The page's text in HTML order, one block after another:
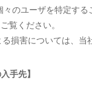
のユーザを特定す
覧ください。
損害については、当
手先】